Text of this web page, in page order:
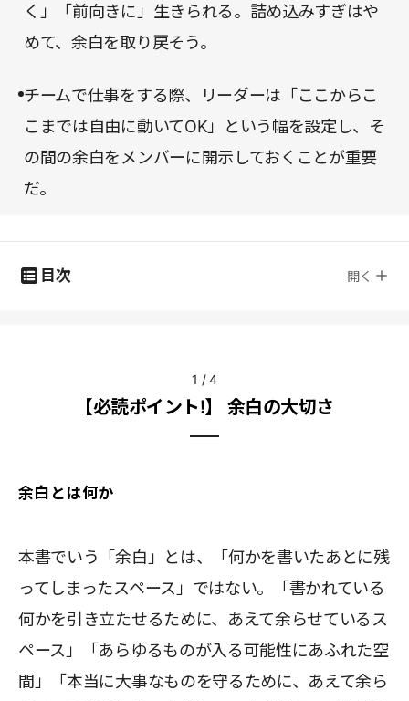
く」「前向きに」生きられる。詰め込みすぎはや
めて、余白を取り戻そう。
チームで仕事をする際、リーダーは「ここからこ
こまでは自由に動いてOK」という幅を設定し、そ
の間の余白をメンバーに開示しておくことが重要
だ。
目次 開く
1 /4
【必読ポイント!】 余白の大切さ
余白とは何か
本書でいう「余白」とは、「何かを書いたあとに残
ってしまったスペース」ではない。「書かれている
何かを引き立たせるために、あえて余らせているス
ペース」「あらゆるものが入る可能性にあふれた空
間」「本当に大事なものを守るために、あえて余ら